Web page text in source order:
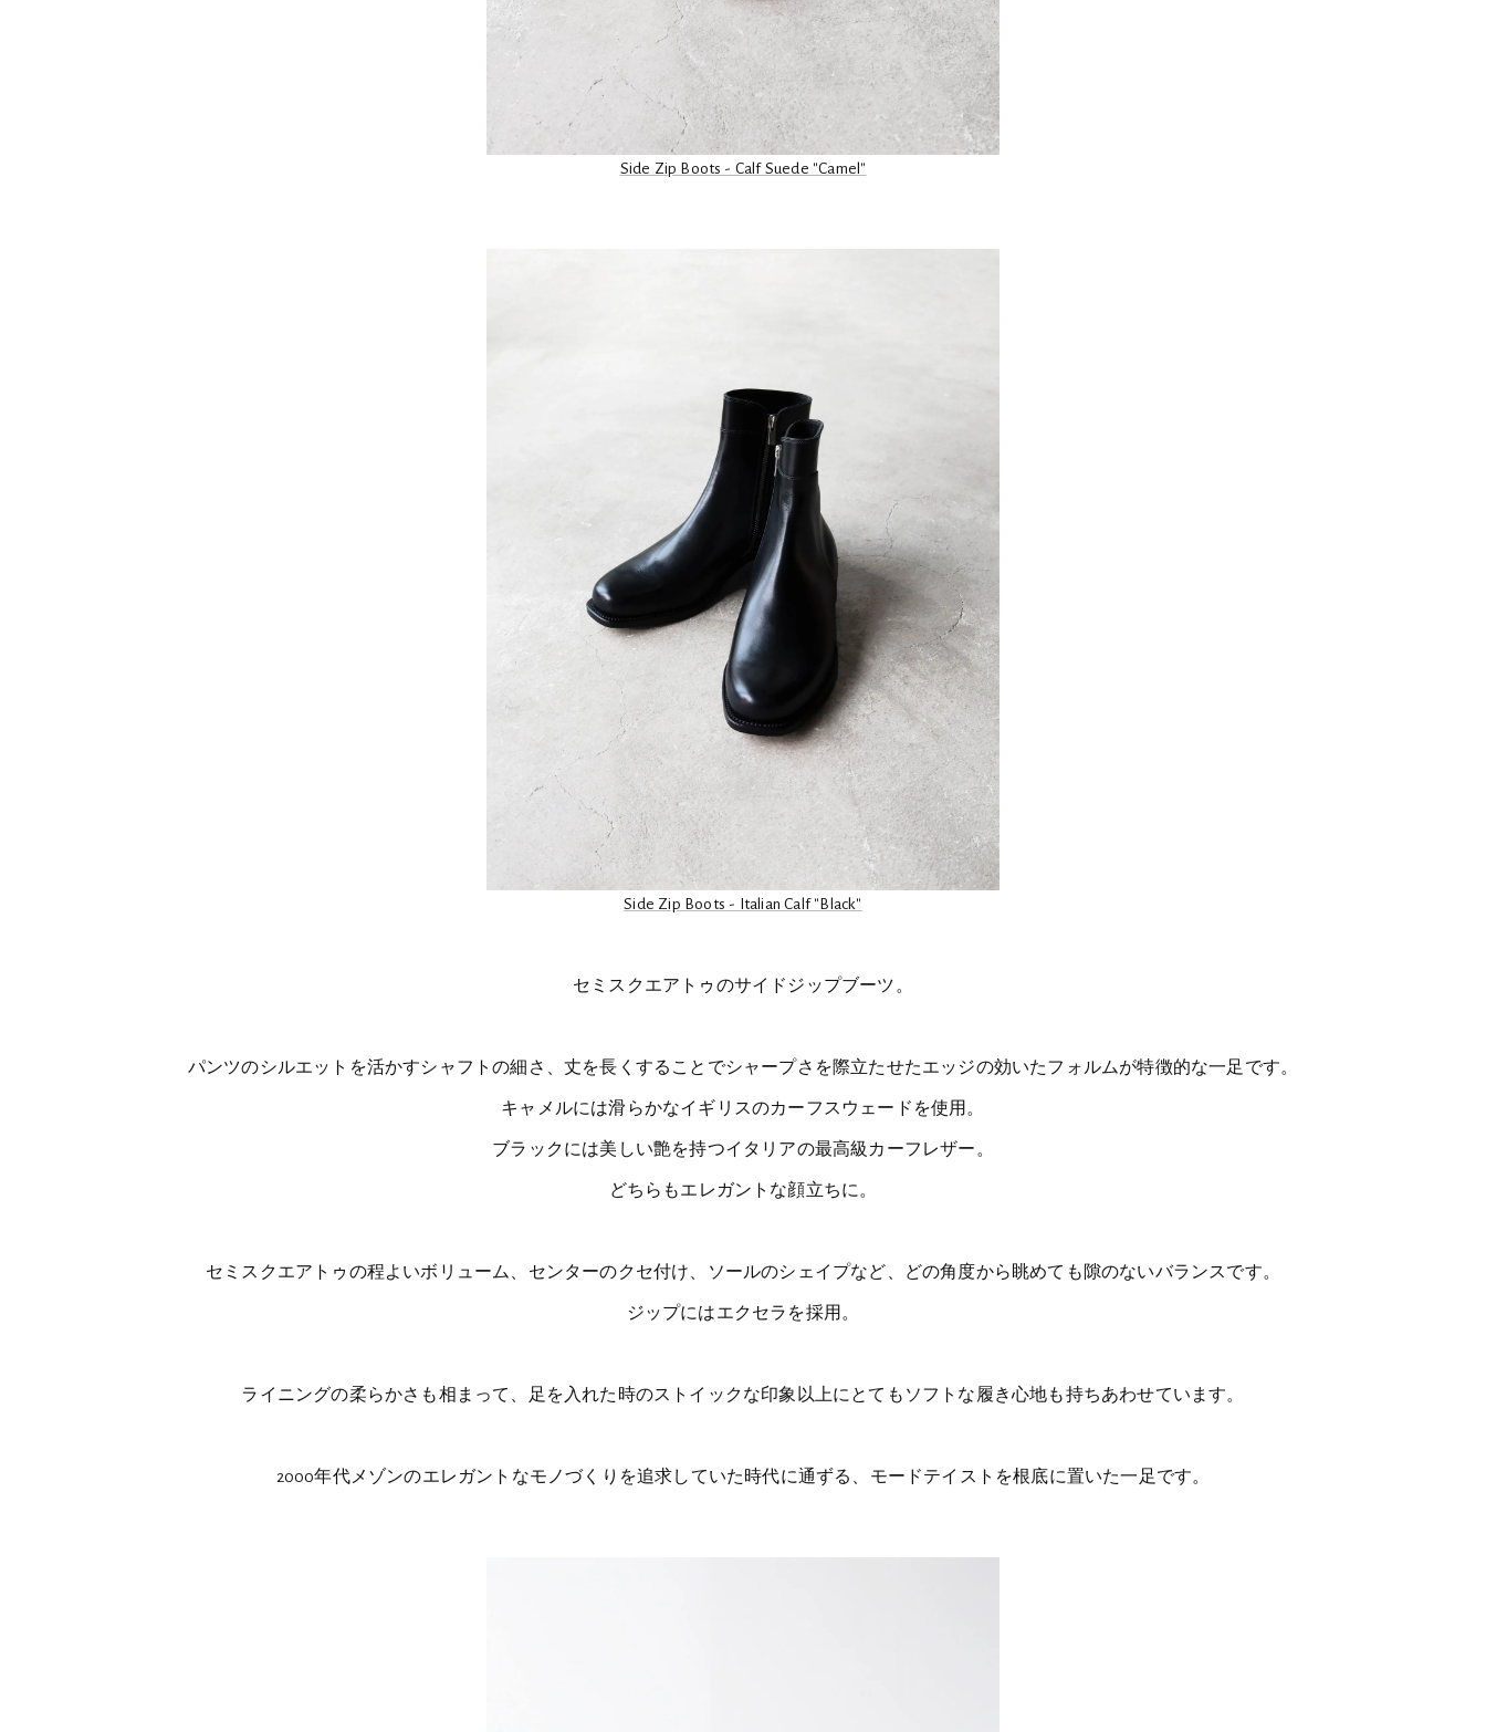
Side Zip Boots - Calf Suede "Camel"
Side Zip Boots - Italian Calf "Black"
セミスクエアトゥのサイドジップブーツ。
パンツのシルエットを活かすシャフトの細さ、丈を長くすることでシャープさを際立たせたエッジの効いたフォルムが特徴的な一足です。
キャメルには滑らかなイギリスのカーフスウェードを使用。
ブラックには美しい艶を持つイタリアの最高級カーフレザー。
どちらもエレガントな顔立ちに。
セミスクエアトゥの程よいボリューム、センターのクセ付け、ソールのシェイプなど、どの角度から眺めても隙のないバランスです。
ジップにはエクセラを採用。
ライニングの柔らかさも相まって、足を入れた時のストイックな印象以上にとてもソフトな履き心地も持ちあわせています。
2000年代メゾンのエレガントなモノづくりを追求していた時代に通ずる、モードテイストを根底に置いた一足です。